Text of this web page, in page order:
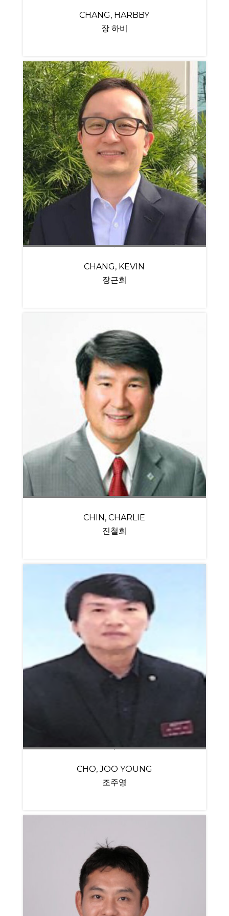
CHANG, HARBBY
장 하비
CHANG, KEVIN
장근희
CHIN, CHARLIE
진철희
CHO, JOO YOUNG
조주영